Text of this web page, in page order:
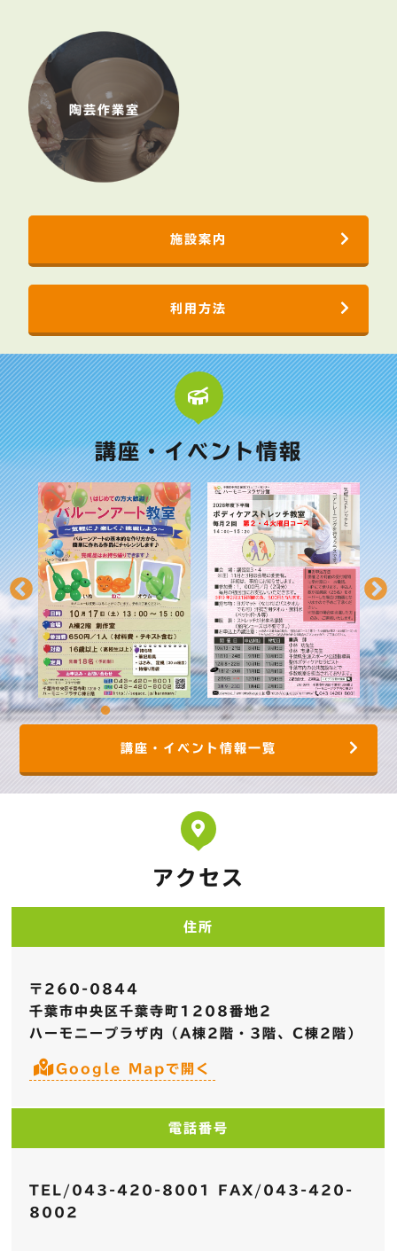
陶芸作業室
施設案内
利用方法
講座・イベント情報
講座・イベント情報一覧
アクセス
住所
〒260-0844
千葉市中央区千葉寺町1208番地2
ハーモニープラザ内（A棟2階・3階、C棟2階）
Google Mapで開く
電話番号
TEL/043-420-8001 FAX/043-420-
8002